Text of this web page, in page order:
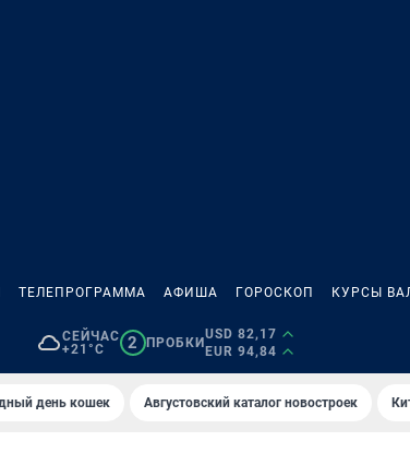
ТЕЛЕПРОГРАММА АФИША ГОРОСКОП КУРСЫ
СЕЙЧАС
+21°C
2 ПРОБКИ
USD 82,17
EUR 94,84
день кошек Августовский каталог новостроек